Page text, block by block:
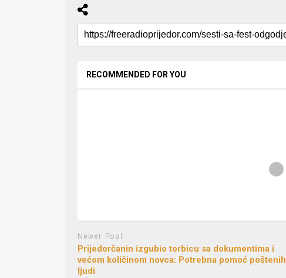
RECOMMENDED FOR YOU
Newer Post
Prijedorčanin izgubio torbicu sa dokumentima i
većom količinom novca: Potrebna pomoć poštenih
ljudi